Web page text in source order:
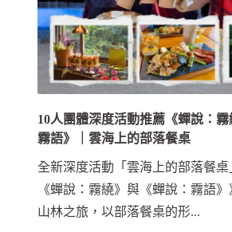
10人團體深度活動推薦《蟬說：霧
霧語》｜雲海上的部落餐桌
全新深度活動「雲海上的部落餐
《蟬說：霧繞》與《蟬說：霧語
山林之旅，以部落餐桌的形...